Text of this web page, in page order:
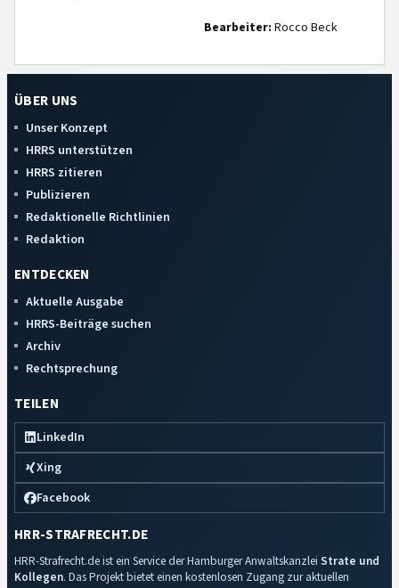
Bearbeiter: Rocco Beck
ÜBER UNS
Unser Konzept
HRRS unterstützen
HRRS zitieren
Publizieren
Redaktionelle Richtlinien
Redaktion
ENTDECKEN
Aktuelle Ausgabe
HRRS-Beiträge suchen
Archiv
Rechtsprechung
TEILEN
LinkedIn
Xing
Facebook
HRR-STRAFRECHT.DE
HRR-Strafrecht.de ist ein Service der Hamburger Anwaltskanzlei Strate und
Kollegen. Das Projekt bietet einen kostenlosen Zugang zur aktuellen